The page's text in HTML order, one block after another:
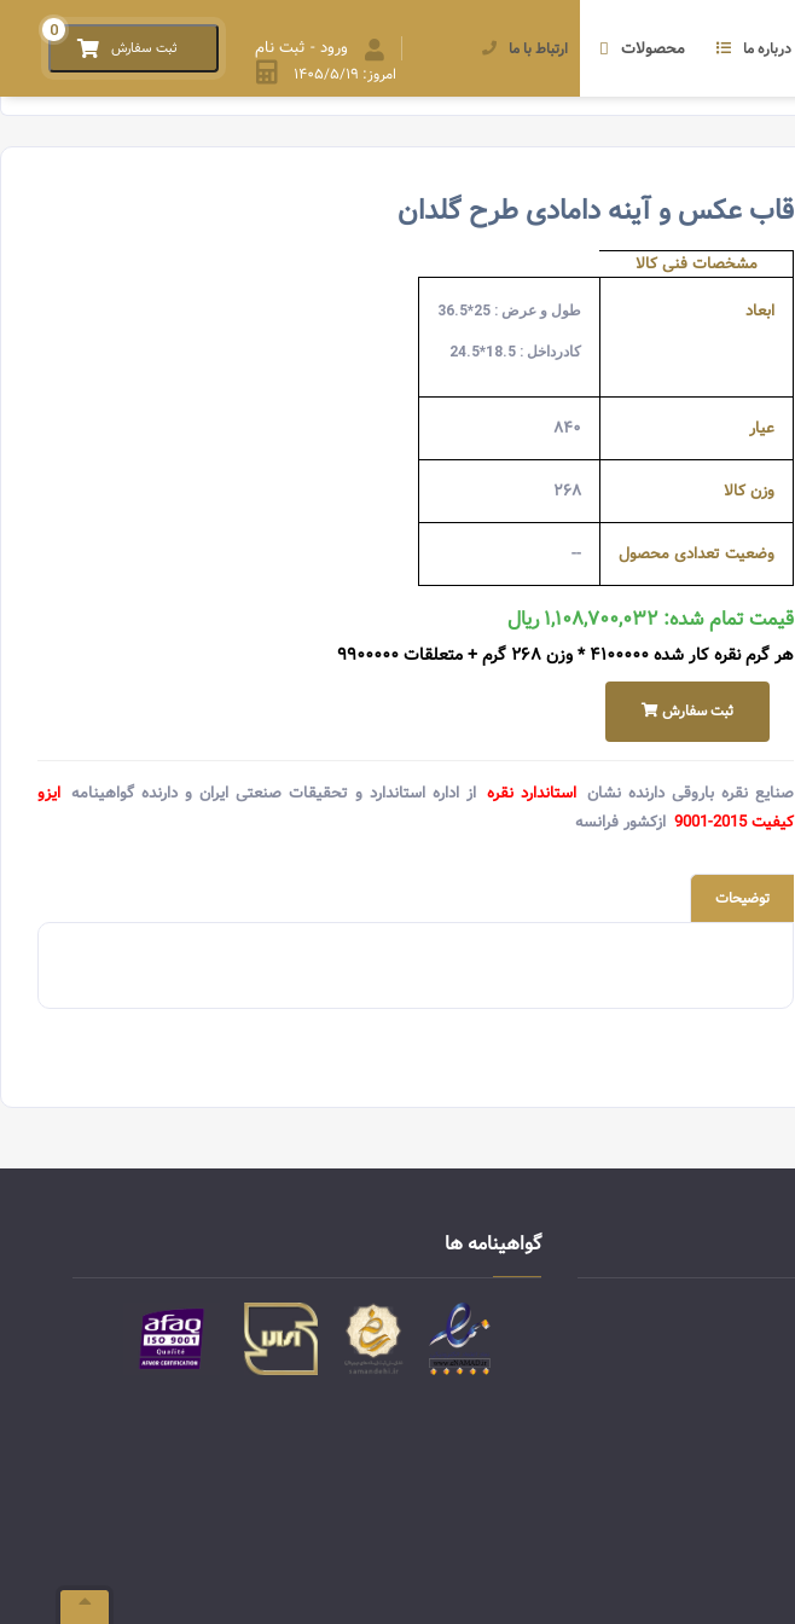
درباره ما محصولات ارتباط با ما ثبت سفارش
0
ورود - ثبت نام
امروز: ۱۴۰۵/۵/۱۹
قاب عکس و آینه دامادی طرح گلدان
مشخصات فنی کالا
ابعاد
طول و عرض : 25*36.5
کادرداخل : 18.5*24.5
عیار ۸۴۰
وزن کالا ۲۶۸
وضعیت تعدادی محصول --
قیمت تمام شده: ۱,۱۰۸,۷۰۰,۰۳۲ ریال
هر گرم نقره کار شده ۴۱۰۰۰۰۰ * وزن ۲۶۸ گرم + متعلقات ۹۹۰۰۰۰۰
ثبت سفارش
صنایع نقره باروقی دارنده نشان استاندارد نقره از اداره استاندارد و تحقیقات صنعتی ایران و دارنده گواهینامه ایزو
کیفیت 2015-9001
ازکشور فرانسه
توضیحات
گواهینامه ها